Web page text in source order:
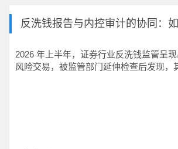
反洗钱报告与内控审计的协同：
2026 年上半年，证券行业反洗钱监管呈
风险交易，被监管部门延伸检查后发现